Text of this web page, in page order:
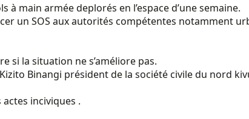
main armée deplorés en l’espace d’une semaine.
un SOS aux autorités compétentes notamment
si la situation ne s’améliore pas.
Binangi président de la société civile du nord
inciviques .